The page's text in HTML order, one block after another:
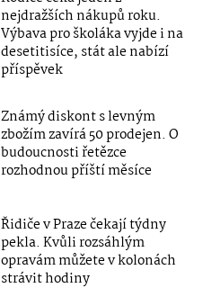
nejdražších nákupů roku.
Výbava pro školáka vyjde i na
desetitisíce, stát ale nabízí
příspěvek
Známý diskont s levným
zbožím zavírá 50 prodejen. O
budoucnosti řetězce
rozhodnou příští měsíce
Řidiče v Praze čekají týdny
pekla. Kvůli rozsáhlým
opravám můžete v kolonách
strávit hodiny